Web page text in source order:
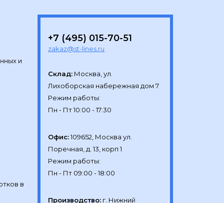
и
+7 (495) 015-70-51
zakaz@st-lines.ru
Склад: Москва, ул.
Лихоборская набережная дом 7
Режим работы:
Офис: 109652, Москва ул.
Поречная, д. 13, корп 1
Режим работы:
Производство: г. Нижний
в